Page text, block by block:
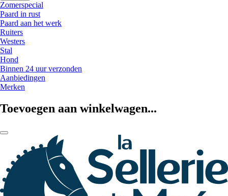
Zomerspecial
Paard in rust
Paard aan het werk
Ruiters
Westers
Stal
Hond
Binnen 24 uur verzonden
Aanbiedingen
Merken
Toevoegen aan winkelwagen...